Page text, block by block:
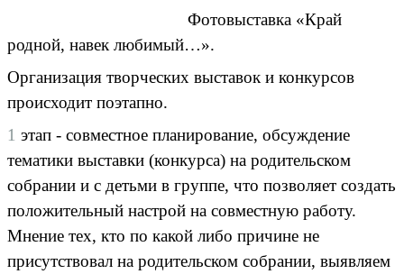
Фотовыставка «Край
родной, навек любимый…».
Организация творческих выставок и конкурсов
происходит поэтапно.
1 этап - совместное планирование, обсуждение
тематики выставки (конкурса) на родительском
собрании и с детьми в группе, что позволяет создать
положительный настрой на совместную работу.
Мнение тех, кто по какой либо причине не
присутствовал на родительском собрании, выявляем